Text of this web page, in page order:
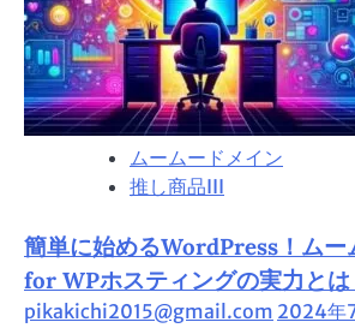
ン
で
複
数
ア
カ
ウ
ト
を
活
ムームードメイン
推し商品III
簡単に始めるWordPress！ムー
for WPホスティングの実力とは
pikakichi2015@gmail.com 2024年